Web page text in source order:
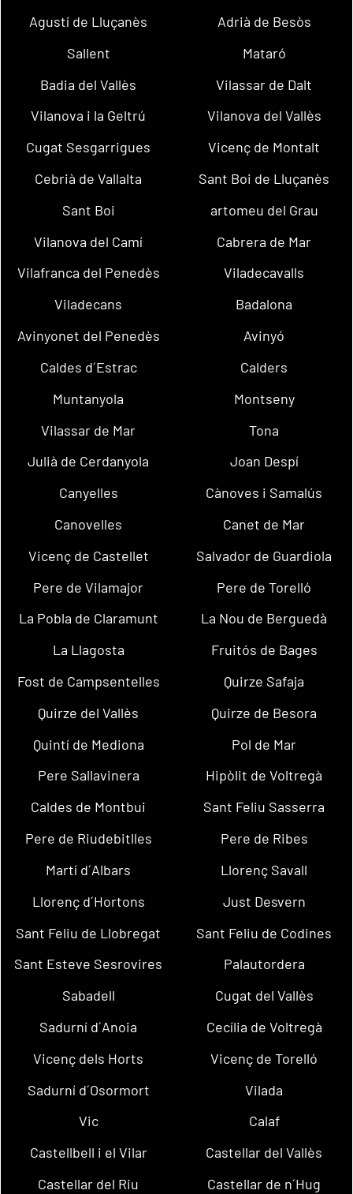
Agustí de Lluçanès
Adrià de Besòs
Sallent
Mataró
Badia del Vallès
Vilassar de Dalt
Vilanova i la Geltrú
Vilanova del Vallès
Cugat Sesgarrigues
Vicenç de Montalt
Cebrià de Vallalta
Sant Boi de Lluçanès
Sant Boi
artomeu del Grau
Vilanova del Camí
Cabrera de Mar
Vilafranca del Penedès
Viladecavalls
Viladecans
Badalona
Avinyonet del Penedès
Avinyó
Caldes d´Estrac
Calders
Muntanyola
Montseny
Vilassar de Mar
Tona
Julià de Cerdanyola
Joan Despí
Canyelles
Cànoves i Samalús
Canovelles
Canet de Mar
Vicenç de Castellet
Salvador de Guardiola
Pere de Vilamajor
Pere de Torelló
La Pobla de Claramunt
La Nou de Berguedà
La Llagosta
Fruitós de Bages
Fost de Campsentelles
Quirze Safaja
Quirze del Vallès
Quirze de Besora
Quintí de Mediona
Pol de Mar
Pere Sallavinera
Hipòlit de Voltregà
Caldes de Montbui
Sant Feliu Sasserra
Pere de Riudebitlles
Pere de Ribes
Martí d´Albars
Llorenç Savall
Llorenç d´Hortons
Just Desvern
Sant Feliu de Llobregat
Sant Feliu de Codines
Sant Esteve Sesrovires
Palautordera
Sabadell
Cugat del Vallès
Sadurní d´Anoia
Cecília de Voltregà
Vicenç dels Horts
Vicenç de Torelló
Sadurní d´Osormort
Vilada
Vic
Calaf
Castellbell i el Vilar
Castellar del Vallès
Castellar del Riu
Castellar de n´Hug